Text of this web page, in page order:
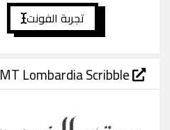
تجربة الفونت
MT Lombardia Scribble